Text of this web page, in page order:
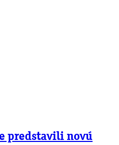
predstavili novú